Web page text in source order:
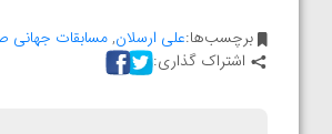
برچسب‌ها:علی ارسلان,مسابقات جهانی
اشتراک گذاری: